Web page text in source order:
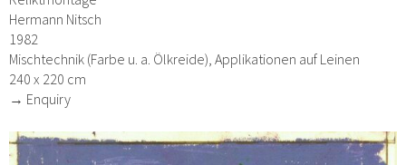
Hermann Nitsch
1982
Mischtechnik (Farbe u. a. Ölkreide), Applikationen auf Leinen
240 x 220 cm
→ Enquiry